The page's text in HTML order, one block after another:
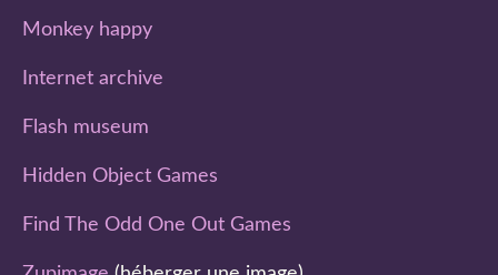
Monkey happy
Internet archive
Flash museum
Hidden Object Games
Find The Odd One Out Games